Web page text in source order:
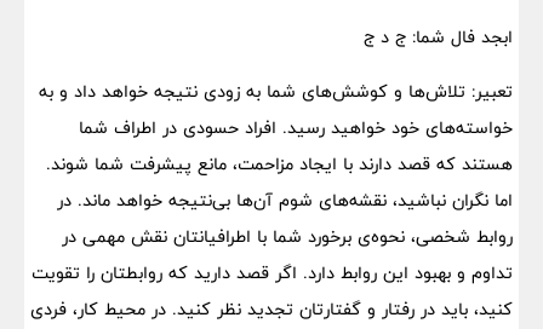
ابجد فال شما: ج د ج
تعبیر: تلاش‌ها و کوشش‌های شما به زودی نتیجه خواهد داد و به
خواسته‌های خود خواهید رسید. افراد حسودی در اطراف شما
هستند که قصد دارند با ایجاد مزاحمت، مانع پیشرفت شما شوند.
اما نگران نباشید، نقشه‌های شوم آن‌ها بی‌نتیجه خواهد ماند. در
روابط شخصی، نحوه‌ی برخورد شما با اطرافیانتان نقش مهمی در
تداوم و بهبود این روابط دارد. اگر قصد دارید که روابطتان را تقویت
کنید، باید در رفتار و گفتارتان تجدید نظر کنید. در محیط کار، فردی